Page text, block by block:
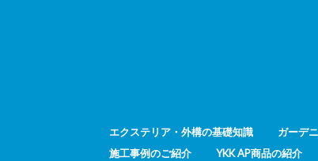
エクステリア・外構の基礎知識 ガーデ
施工事例のご紹介
YKK AP商品の紹介